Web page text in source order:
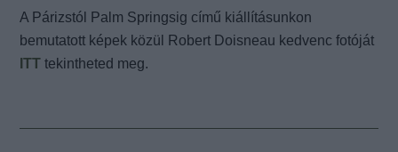
A Párizstól Palm Springsig című kiállításunkon
bemutatott képek közül Robert Doisneau kedvenc fotóját
ITT tekintheted meg.